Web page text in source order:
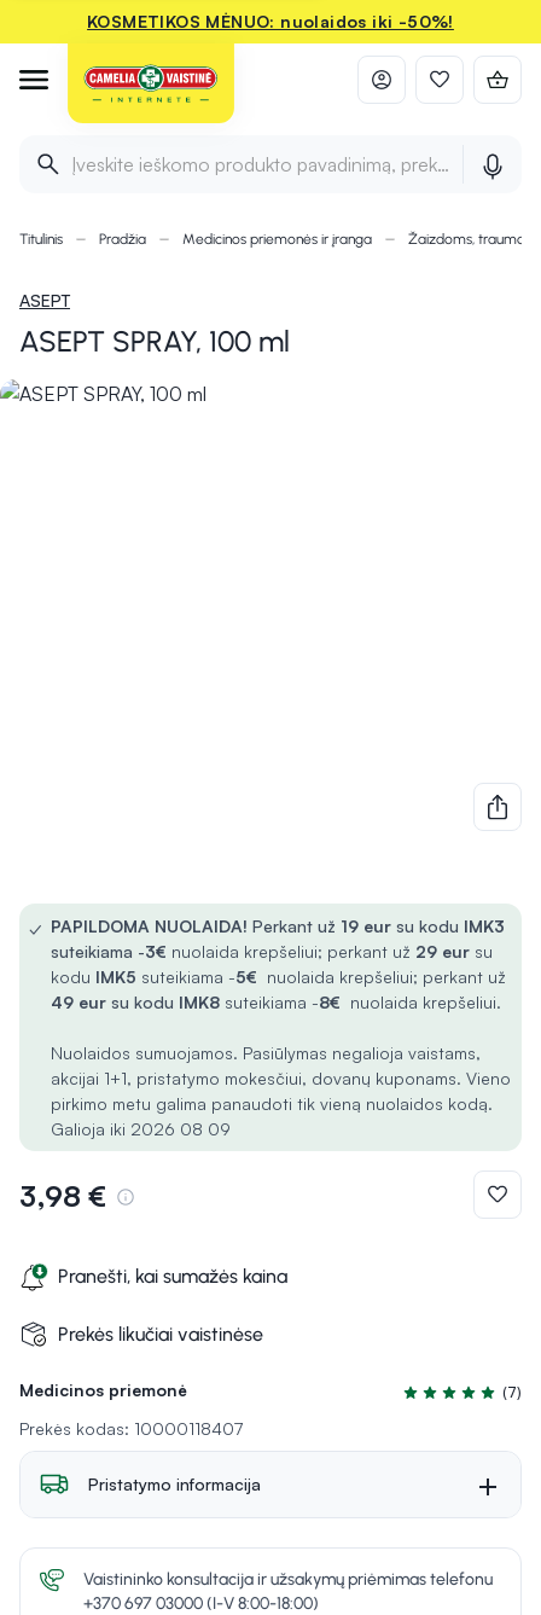
KOSMETIKOS MĖNUO: nuolaidos iki -50%!
Įveskite ieškomo produkto pavadinimą, prekės ženklą ir
Titulinis Pradžia Medicinos priemonės ir įranga Žaizdoms,
ASEPT
ASEPT SPRAY, 100 ml
Medicinos priemonė
Įvertinimas 5.0
(7)
Prekės kodas: 10000118407
✓ PAPILDOMA NUOLAIDA! Perkant už 19 eur su kodu IMK3
suteikiama -3€ nuolaida krepšeliui; perkant už 29 eur su
kodu IMK5 suteikiama -5€ nuolaida krepšeliui; perkant už
49 eur su kodu IMK8 suteikiama -8€ nuolaida krepšeliui.
Nuolaidos sumuojamos. Pasiūlymas negalioja vaistams,
akcijai 1+1, pristatymo mokesčiui, dovanų kuponams. Vieno
pirkimo metu galima panaudoti tik vieną nuolaidos kodą.
Galioja iki 2026 08 09
3,98 €
Pranešti, kai sumažės kaina
Prekės likučiai vaistinėse
Pristatymo informacija
Vaistininko konsultacija ir užsakymų priėmimas telefonu
+370 697 03000 (I-V 8:00-18:00)